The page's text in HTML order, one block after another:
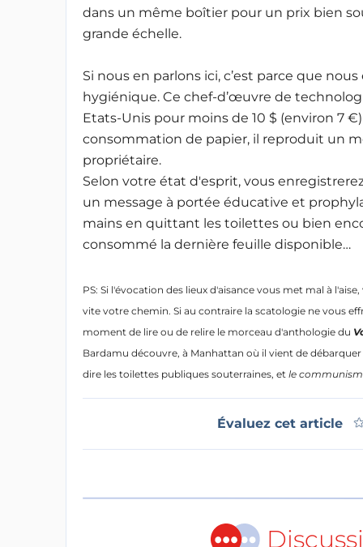
dans un même boîtier pour un prix bien
grande échelle.
Si nous en parlons ici, c’est parce que
hygiénique. Ce chef-d’œuvre de
Etats-Unis pour moins de 10 $ (environ 7
consommation de papier, il reproduit un
propriétaire.
Selon votre état d'esprit, vous
un message à portée éducative et
mains en quittant les toilettes ou bien
consommé la dernière feuille disponible…
PS: Si l'évocation des lieux d'aisance vous met mal à
vite votre chemin. Si au contraire la scatologie ne vous
moment de lire ou de relire le morceau d'anthologie du
Bardamu découvre, à Manhattan où il vient de
dire les toilettes publiques souterraines, et le
Évaluez cet article